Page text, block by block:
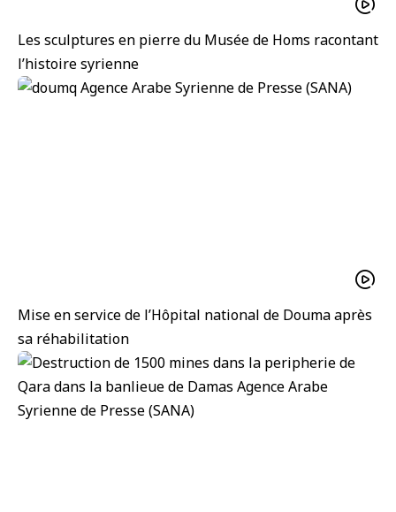
Les sculptures en pierre du Musée de Homs racontant
l’histoire syrienne
Mise en service de l’Hôpital national de Douma après
sa réhabilitation